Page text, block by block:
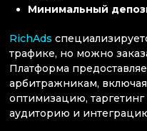
Минимальный
RichAds
трафике, но можно
Платформа
арбитражникам,
оптимизацию,
аудиторию и